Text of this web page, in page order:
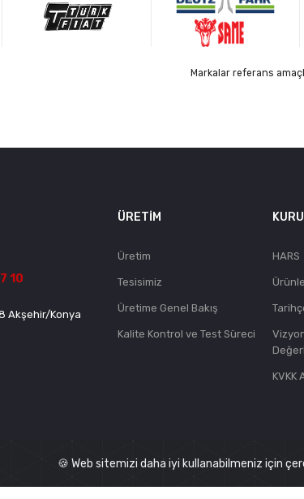
Markalar referans
10
Akşehir/Konya
ÜRETIM
Üretim
Tesisimiz
Üretime Genel Bakış
Kalite Kontrol ve Test Süreci
HARS
KVKK
🍪 Web sitemizi daha iyi kullanabilmeniz için